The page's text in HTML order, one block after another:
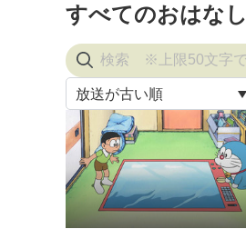
すべてのおはなし
放送が古い順
放送が古い順
放送が新しい順
配信が古い順
配信が新しい順